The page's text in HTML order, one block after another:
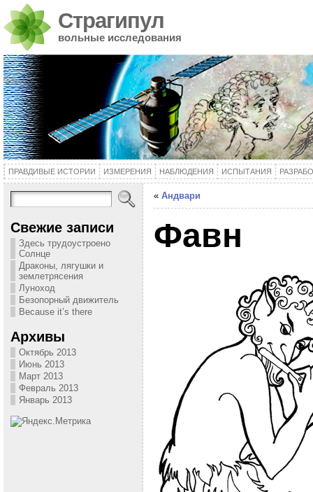
Страгипул
вольные исследования
ПРАВДИВЫЕ ИСТОРИИ ИЗМЕРЕНИЯ НАБЛЮДЕНИЯ ИСПЫТАНИЯ
Свежие записи
Здесь трудоустроено
Солнце
Драконы, лягушки и
землетрясения
Луноход
Безопорный движитель
Because it’s there
Архивы
Октябрь 2013
Июнь 2013
Март 2013
Февраль 2013
Январь 2013
« Андвари
Фавн